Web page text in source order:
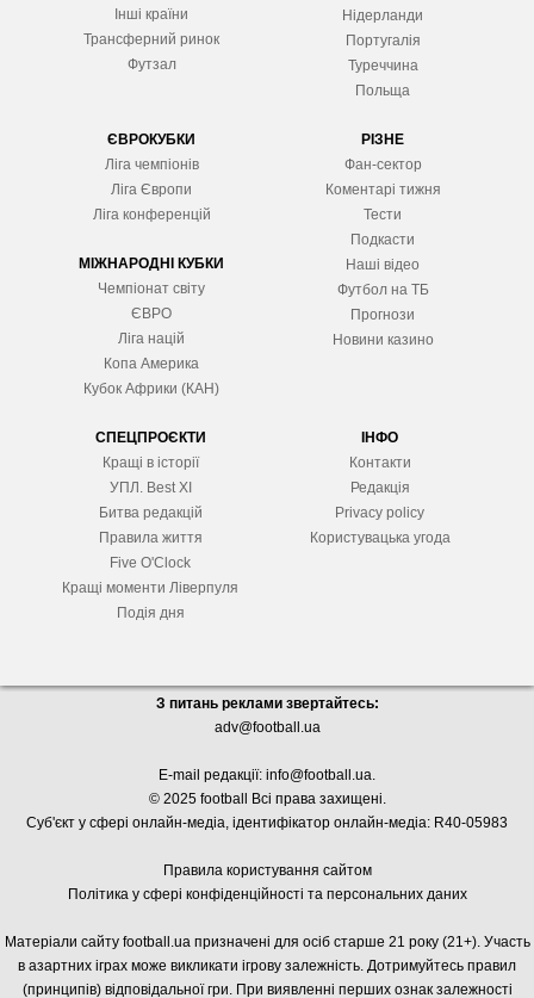
Інші країни
Трансферний ринок
Футзал
Нідерланди
Португалія
Туреччина
Польща
ЄВРОКУБКИ
Ліга чемпіонів
Ліга Європи
Ліга конференцій
МІЖНАРОДНІ КУБКИ
Чемпіонат світу
ЄВРО
Ліга націй
Копа Америка
Кубок Африки (КАН)
РІЗНЕ
Фан-сектор
Коментарі тижня
Тести
Подкасти
Наші відео
Футбол на ТБ
Прогнози
Новини казино
СПЕЦПРОЄКТИ
Кращі в історії
УПЛ. Best XІ
Битва редакцій
Правила життя
Five O'Clock
Кращі моменти Ліверпуля
Подія дня
ІНФО
Контакти
Редакція
Privacy policy
Користувацька угода
З питань реклами звертайтесь:
adv@football.ua
E-mail редакції: info@football.ua.
© 2025 football Всі права захищені.
Суб'єкт у сфері онлайн-медіа, ідентифікатор онлайн-медіа: R40-05983
Правила користування сайтом
Політика у сфері конфіденційності та персональних даних
Матеріали сайту football.ua призначені для осіб старше 21 року (21+). Участь
в азартних іграх може викликати ігрову залежність. Дотримуйтесь правил
(принципів) відповідальної гри. При виявленні перших ознак залежності